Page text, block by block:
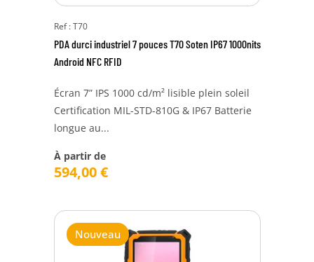
Ref : T70
PDA durci industriel 7 pouces T70 Soten IP67 1000nits
Android NFC RFID
Écran 7” IPS 1000 cd/m² lisible plein soleil
Certification MIL-STD-810G & IP67 Batterie
longue au...
À partir de
594,00€
Nouveau